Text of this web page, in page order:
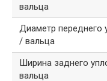
вальца
Диаметр переднего
/ вальца
Ширина заднего
вальца